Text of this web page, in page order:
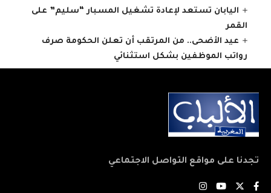
اليابان تستعد لإعادة تشغيل المسبار “سليم” على
القمر
عيد الأضحى.. من المرتقب أن تعلن الحكومة صرف
رواتب الموظفين بشكل استثنائي
تجدنا على مواقع التواصل الاجتماعي